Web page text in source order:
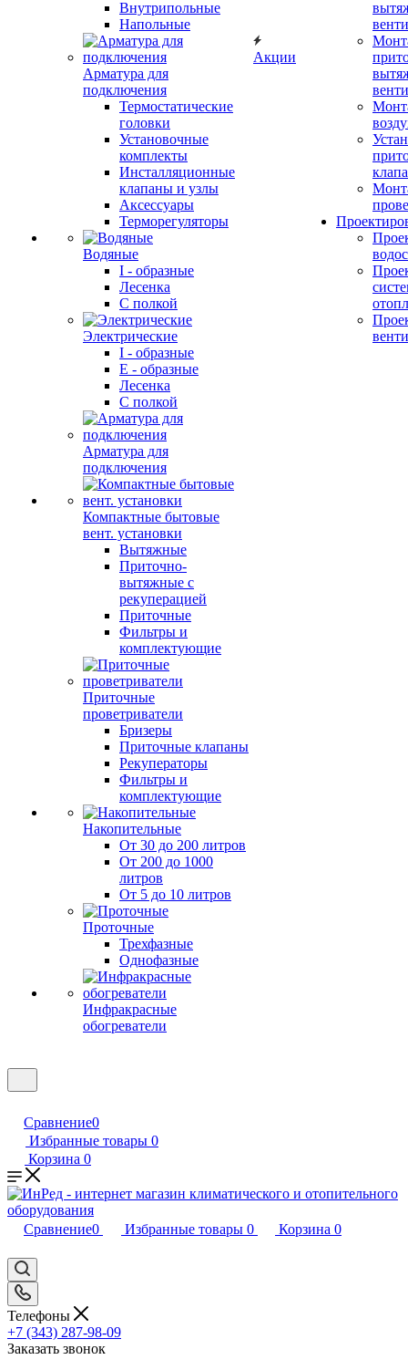
Внутрипольные
Напольные
Арматура для
подключения
Термостатические
головки
Установочные
комплекты
Инсталляционные
клапаны и узлы
Аксессуары
Терморегуляторы
Водяные
I - образные
Лесенка
С полкой
Электрические
I - образные
E - образные
Лесенка
С полкой
Арматура для
подключения
Компактные бытовые
вент. установки
Вытяжные
Приточно-
вытяжные с
рекуперацией
Приточные
Фильтры и
комплектующие
Приточные
проветриватели
Бризеры
Приточные клапаны
Рекуператоры
Фильтры и
комплектующие
Накопительные
От 30 до 200 литров
От 200 до 1000
литров
От 5 до 10 литров
Проточные
Трехфазные
Однофазные
Инфракрасные
обогреватели
Акции
Сравнение0
Избранные товары 0
Корзина 0
Сравнение0 Избранные товары 0 Корзина 0
Телефоны
+7 (343) 287-98-09
Заказать звонок